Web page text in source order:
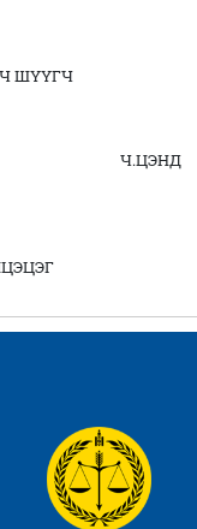
ШҮҮГЧ
Ч.ЦЭНД